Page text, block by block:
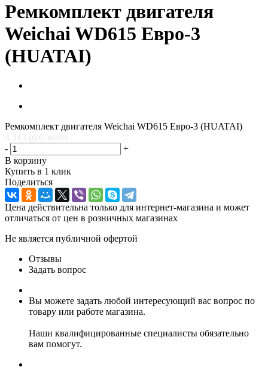
Ремкомплект двигателя
Weichai WD615 Евро-3
(HUATAI)
Ремкомплект двигателя Weichai WD615 Евро-3 (HUATAI)
4 313 руб.
/комп
-
+
В корзину
Купить в 1 клик
Поделиться
Цена действительна только для интернет-магазина и может
отличаться от цен в розничных магазинах
Не является публичной офертой
Отзывы
Задать вопрос
Вы можете задать любой интересующий вас вопрос по
товару или работе магазина.
Наши квалифицированные специалисты обязательно
вам помогут.